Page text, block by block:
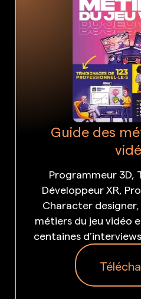
Guide des
Programmeur 3D,
Développeur XR,
Character
métiers du jeu vidéo
centaines